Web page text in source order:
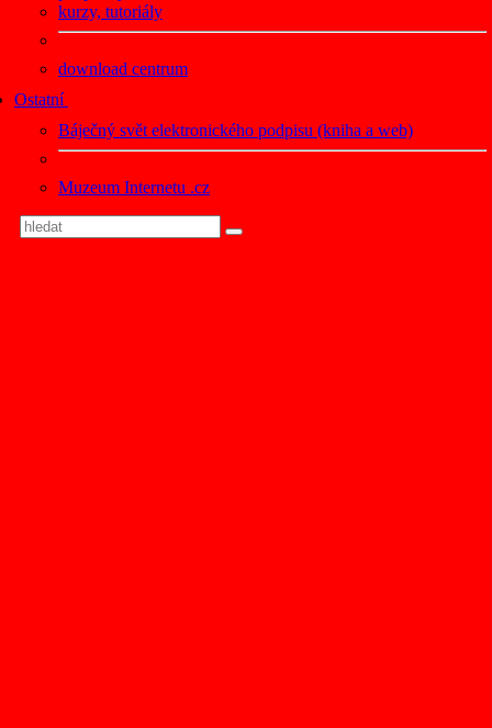
kurzy, tutoriály
download centrum
Ostatní
Báječný svět elektronického podpisu (kniha a web)
Muzeum Internetu .cz